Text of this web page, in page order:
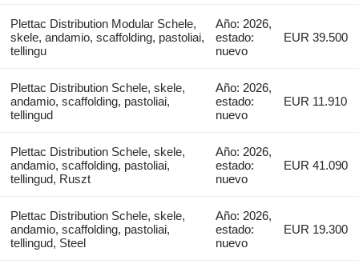
Plettac Distribution Modular Schele,
skele, andamio, scaffolding, pastoliai,
tellingu
Año: 2026,
estado:
nuevo
EUR 39.500
Plettac Distribution Schele, skele,
andamio, scaffolding, pastoliai,
tellingud
Año: 2026,
estado:
nuevo
EUR 11.910
Plettac Distribution Schele, skele,
andamio, scaffolding, pastoliai,
tellingud, Ruszt
Año: 2026,
estado:
nuevo
EUR 41.090
Plettac Distribution Schele, skele,
andamio, scaffolding, pastoliai,
tellingud, Steel
Año: 2026,
estado:
nuevo
EUR 19.300